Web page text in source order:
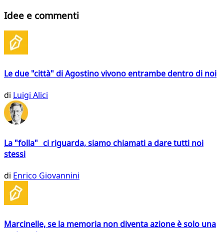
Idee e commenti
Le due "città" di Agostino vivono entrambe dentro di noi
di Luigi Alici
La "folla" ci riguarda, siamo chiamati a dare tutti noi
stessi
di Enrico Giovannini
Marcinelle, se la memoria non diventa azione è solo una